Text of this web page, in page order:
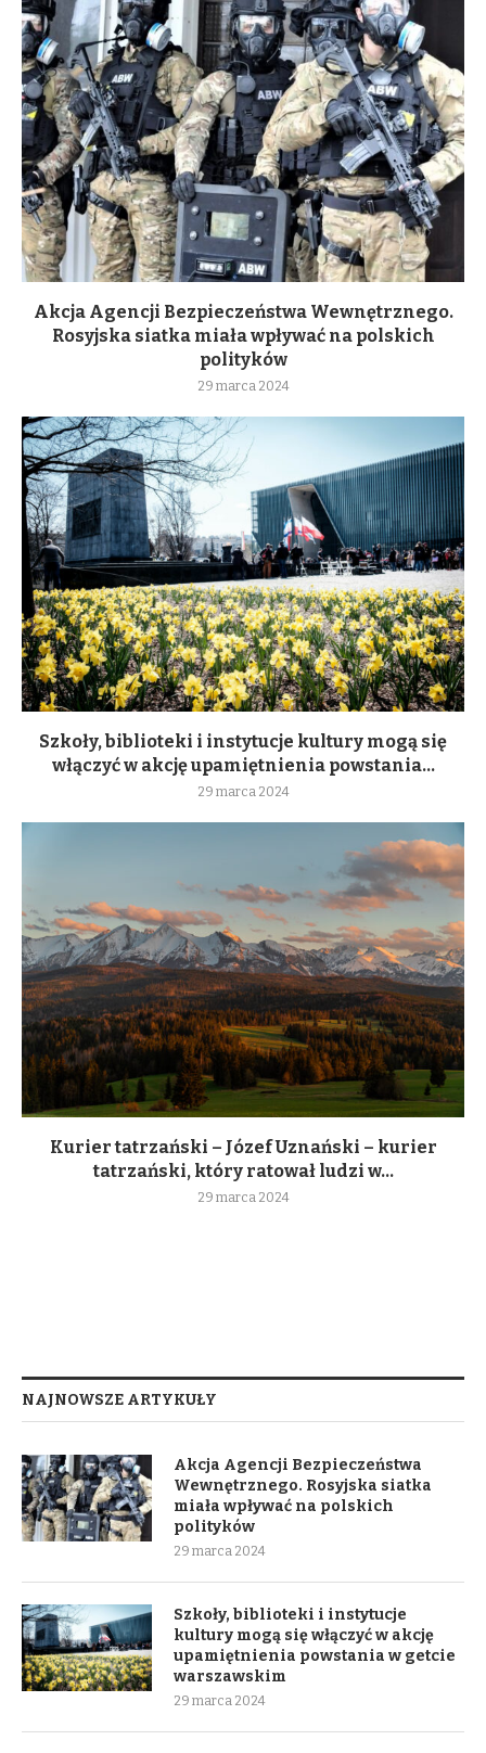
Akcja Agencji Bezpieczeństwa Wewnętrznego.
Rosyjska siatka miała wpływać na polskich
polityków
29 marca 2024
Szkoły, biblioteki i instytucje kultury mogą się
włączyć w akcję upamiętnienia powstania...
29 marca 2024
Kurier tatrzański – Józef Uznański – kurier
tatrzański, który ratował ludzi w...
29 marca 2024
NAJNOWSZE ARTYKUŁY
Akcja Agencji Bezpieczeństwa
Wewnętrznego. Rosyjska siatka
miała wpływać na polskich
polityków
29 marca 2024
Szkoły, biblioteki i instytucje
kultury mogą się włączyć w akcję
upamiętnienia powstania w getcie
warszawskim
29 marca 2024